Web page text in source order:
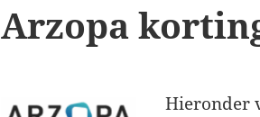
Arzopa
Hieronder